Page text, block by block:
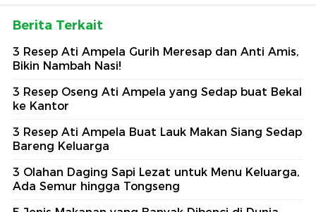
Berita Terkait
3 Resep Ati Ampela Gurih Meresap dan Anti Amis,
Bikin Nambah Nasi!
3 Resep Oseng Ati Ampela yang Sedap buat Bekal
ke Kantor
3 Resep Ati Ampela Buat Lauk Makan Siang Sedap
Bareng Keluarga
3 Olahan Daging Sapi Lezat untuk Menu Keluarga,
Ada Semur hingga Tongseng